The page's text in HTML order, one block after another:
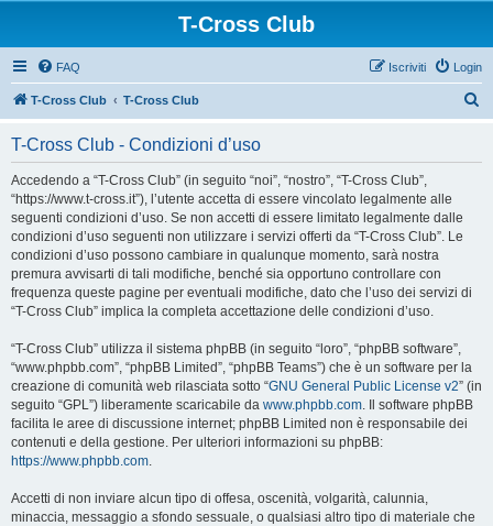
T-Cross Club
FAQ Login
Iscriviti
T-Cross Club T-Cross Club
T-Cross Club - Condizioni d’uso
Accedendo a “T-Cross Club” (in seguito “noi”, “nostro”, “T-Cross Club”,
“https://www.t-cross.it”), l’utente accetta di essere vincolato legalmente alle
seguenti condizioni d’uso. Se non accetti di essere limitato legalmente dalle
condizioni d’uso seguenti non utilizzare i servizi offerti da “T-Cross Club”. Le
condizioni d’uso possono cambiare in qualunque momento, sarà nostra
premura avvisarti di tali modifiche, benché sia opportuno controllare con
frequenza queste pagine per eventuali modifiche, dato che l’uso dei servizi di
“T-Cross Club” implica la completa accettazione delle condizioni d’uso.
“T-Cross Club” utilizza il sistema phpBB (in seguito “loro”, “phpBB software”,
“www.phpbb.com”, “phpBB Limited”, “phpBB Teams”) che è un software per la
creazione di comunità web rilasciata sotto “GNU General Public License v2” (in
seguito “GPL”) liberamente scaricabile da www.phpbb.com. Il software phpBB
facilita le aree di discussione internet; phpBB Limited non è responsabile dei
contenuti e della gestione. Per ulteriori informazioni su phpBB:
https://www.phpbb.com.
Accetti di non inviare alcun tipo di offesa, oscenità, volgarità, calunnia,
minaccia, messaggio a sfondo sessuale, o qualsiasi altro tipo di materiale che